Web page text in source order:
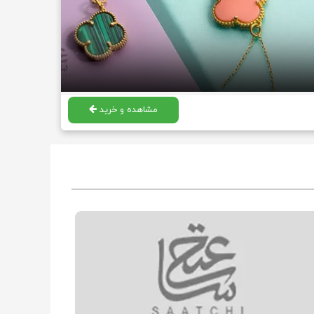
مشاهده و خرید